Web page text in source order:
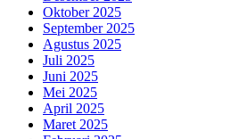
Oktober 2025
September 2025
Agustus 2025
Juli 2025
Juni 2025
Mei 2025
April 2025
Maret 2025